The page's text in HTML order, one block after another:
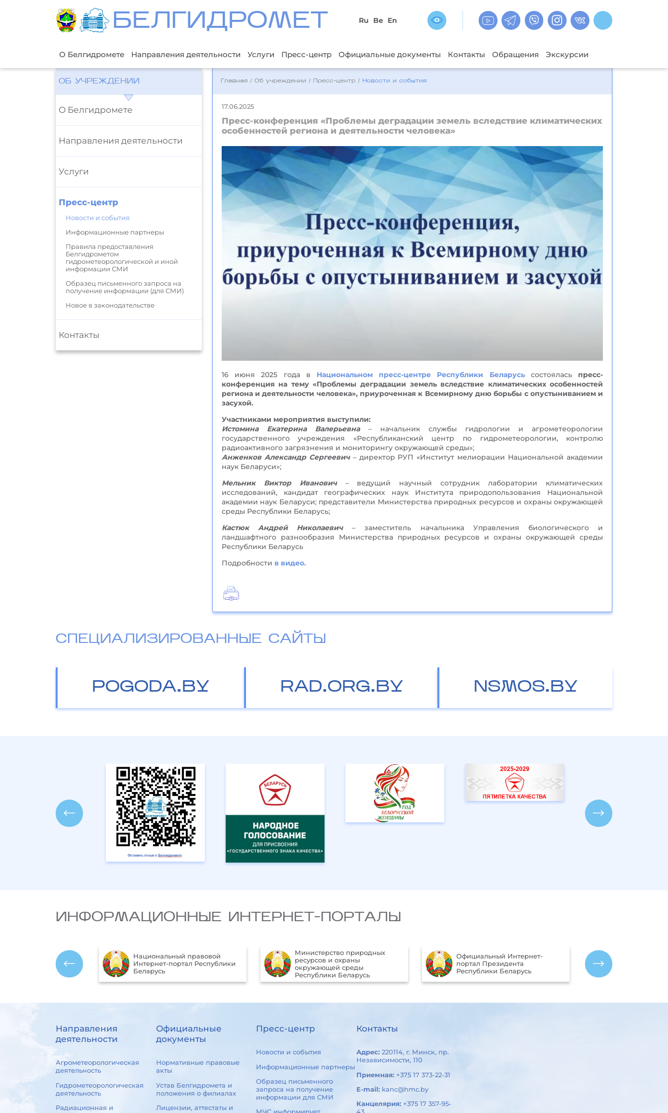
БЕЛГИДРОМЕТ Ru Be En
О Белгидромете Направления деятельности Услуги Пресс-центр Официальные документы Контакты Обращения Экскурсии
ОБ УЧРЕЖДЕНИИ
О Белгидромете
Направления деятельности
Услуги
Пресс-центр
Новости и события
Информационные партнеры
Правила предоставления
Белгидрометом
гидрометеорологической и иной
информации СМИ
Образец письменного запроса на
получение информации (для СМИ)
Новое в законодательстве
Контакты
Главная /Об учреждении / Пресс-центр / Новости и события
17.06.2025
Пресс-конференция «Проблемы деградации земель вследствие климатических
особенностей региона и деятельности человека»
16 июня 2025 года в Национальном пресс-центре Республики Беларусьсостоялась пресс-
конференция на тему «Проблемы деградации земель вследствие климатических особенностей
региона и деятельности человека», приуроченная к Всемирному дню борьбы с опустыниванием и
засухой.
Участниками мероприятия выступили:
Истомина Екатерина Валерьевна– начальник службы гидрологии и агрометеорологии
государственного учреждения «Республиканский центр по гидрометеорологии, контролю
радиоактивного загрязнения и мониторингу окружающей среды»;
Анженков Александр Сергеевич– директор РУП «Институт мелиорации Национальной академии
наук Беларуси»;
Мельник Виктор Иванович– ведущий научный сотрудник лаборатории климатических
исследований, кандидат географических наук Института природопользования Национальной
академии наук Беларуси; представители Министерства природных ресурсов и охраны окружающей
среды Республики Беларусь;
Кастюк Андрей Николаевич– заместитель начальника Управления биологического и
ландшафтного разнообразия Министерства природных ресурсов и охраны окружающей среды
Республики Беларусь
Подробности в видео.
СПЕЦИАЛИЗИРОВАННЫЕ САЙТЫ
POGODA.BY RAD.ORG.BY NSMOS.BY
ИНФОРМАЦИОННЫЕ ИНТЕРНЕТ-ПОРТАЛЫ
Национальный правовой
Интернет-портал Республики
Беларусь
Министерство природных
ресурсов и охраны
окружающей среды
Республики Беларусь
Официальный Интернет-
портал Президента
Республики Беларусь
Направления
деятельности
Агрометеорологическая
деятельность
Гидрометеорологическая
деятельность
Радиационная и
Официальные
документы
Нормативные правовые
акты
Устав Белгидромета и
положения о филиалах
Лицензии, аттестаты и
Пресс-центр
Новости и события
Информационные партнеры
Образец письменного
запроса на получение
информации для СМИ
Контакты
Адрес:220114, г. Минск, пр.
Независимости, 110
Приемная:+375 17 373-22-31
E-mail: kanc@hmc.by
Канцелярия:+375 17 357-95-